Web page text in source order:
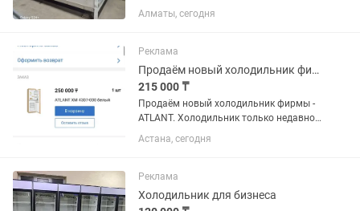
двух вариантах как плюсовой
холодильник и минусовой
Ауэзовский район, мкр.Достык. Выше
Кар сити....
Алматы, сегодня
Реклама
Продаём новый холодильник фирмы - ATLANT.
215 000 ₸
Продаём новый холодильник фирмы -
ATLANT. Холодильник только недавно
купили. Продаём, в связи с тем что не
подошёл по размеру. Холодильник
установки в кухонный...
Астана, сегодня
Реклама
Холодильник для бизнеса